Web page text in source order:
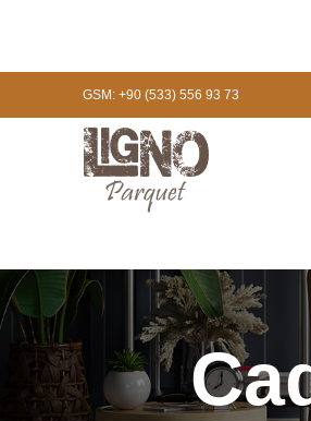
GSM: +90 (533) 556 93 73